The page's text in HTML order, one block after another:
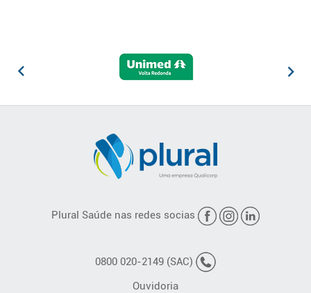
Plural Saúde nas redes socias
0800 020-2149 (SAC)
Ouvidoria